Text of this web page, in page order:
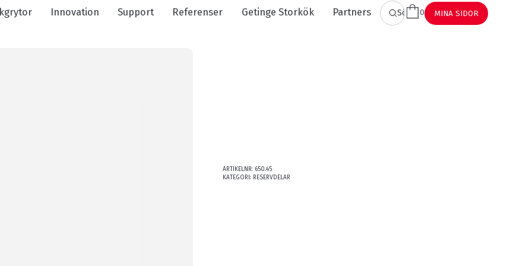
Innovation Support Referenser Getinge Storkök Partners SÖK
0 MINA SIDOR
ARTIKELNR: 650.45
KATEGORI: RESERVDELAR